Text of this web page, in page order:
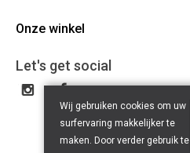
Onze winkel
CD Bikes
Liersesteenweg 145d
2220 Heist-op-den-Berg
015 24 64 28
BE 0648.822.409
Let's get social
Wij gebruiken cookies om uw
surfervaring makkelijker te
maken. Door verder gebruik te